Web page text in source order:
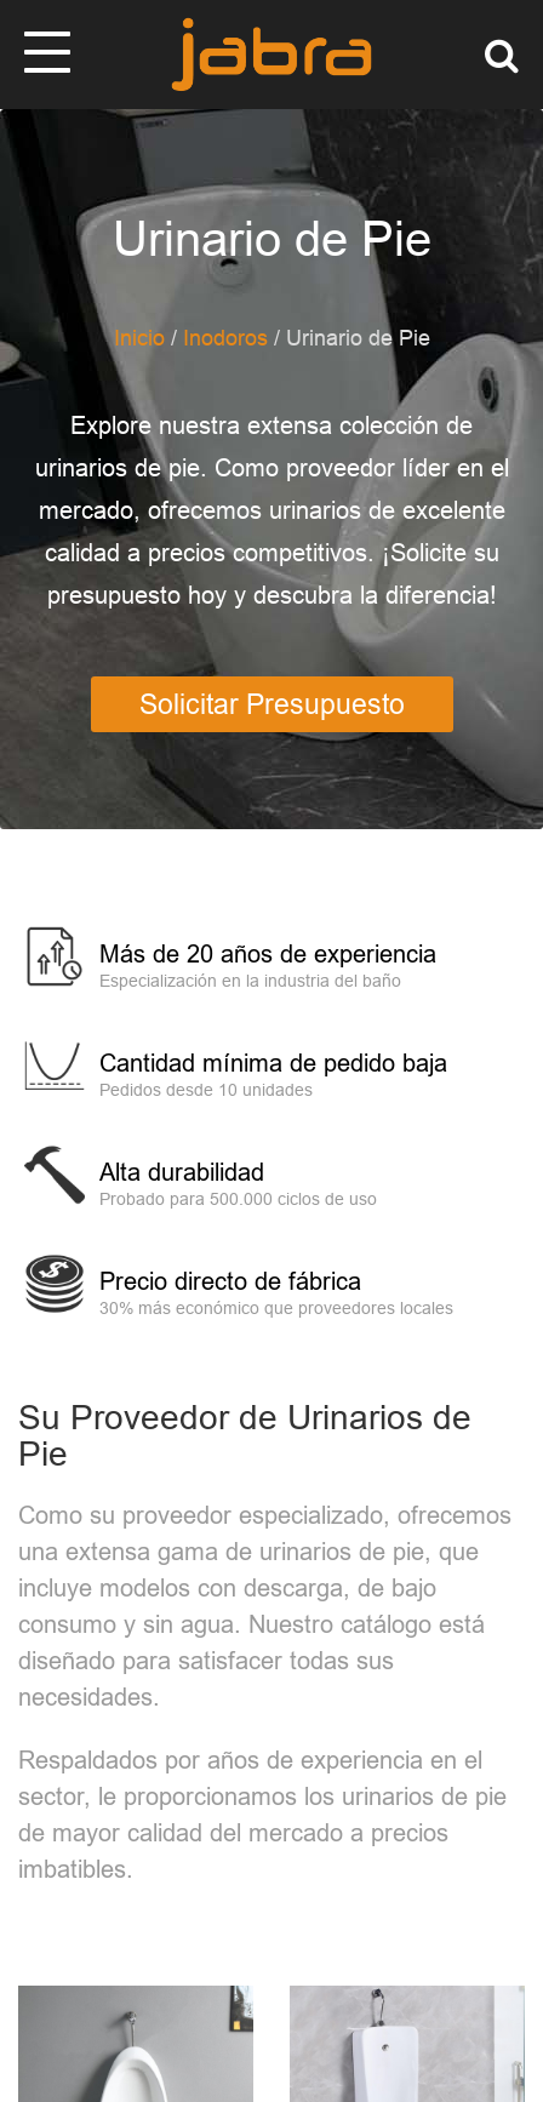
Urinario de Pie
Inicio/ Inodoros/ Urinario de Pie
Explore nuestra extensa colección de
urinarios de pie. Como proveedor líder en el
mercado, ofrecemos urinarios de excelente
calidad a precios competitivos. ¡Solicite su
presupuesto hoy y descubra la diferencia!
Solicitar Presupuesto
Más de 20 años de experiencia
Especialización en la industria del baño
Cantidad mínima de pedido baja
Pedidos desde 10 unidades
Alta durabilidad
Probado para 500.000 ciclos de uso
Precio directo de fábrica
30% más económico que proveedores locales
Su Proveedor de Urinarios de
Pie
Como su proveedor especializado, ofrecemos
una extensa gama de urinarios de pie, que
incluye modelos con descarga, de bajo
consumo y sin agua. Nuestro catálogo está
diseñado para satisfacer todas sus
necesidades.
Respaldados por años de experiencia en el
sector, le proporcionamos los urinarios de pie
de mayor calidad del mercado a precios
imbatibles.